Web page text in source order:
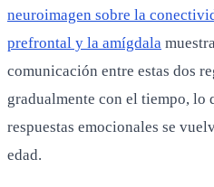
neuroimagen sobre la
prefrontal y la amígdala
comunicación entre estas dos
gradualmente con el tiempo, lo
respuestas emocionales se
edad.